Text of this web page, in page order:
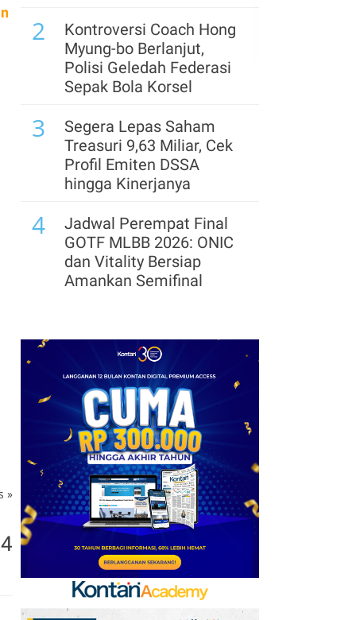
»
2
Kontroversi Coach Hong
Myung-bo Berlanjut,
Polisi Geledah Federasi
Sepak Bola Korsel
3
Segera Lepas Saham
Treasuri 9,63 Miliar, Cek
Profil Emiten DSSA
hingga Kinerjanya
4
Jadwal Perempat Final
GOTF MLBB 2026: ONIC
dan Vitality Bersiap
Amankan Semifinal
Kerja Sama dengan
Emirates hingga 2033, Ini
Detail Kemitraannya
Cek Kode Redeem EA FC
Mobile Update 7 Agustus
2026: Klaim Ribuan
Gems Gratis!
7
FIFA Akhirnya Cairkan
Hadiah Timnas Yordania
yang Tertunda 8 Bulan
Promo Alfamart Murah
Banget 7–13 Agustus